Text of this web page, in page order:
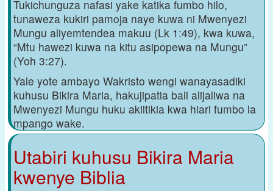
Tukichunguza nafasi yake katika fumbo hilo,
tunaweza kukiri pamoja naye kuwa ni Mwenyezi
Mungu aliyemtendea makuu (Lk 1:49), kwa kuwa,
“Mtu hawezi kuwa na kitu asipopewa na Mungu”
(Yoh 3:27).
Yale yote ambayo Wakristo wengi wanayasadiki
kuhusu Bikira Maria, hakujipatia bali alijaliwa na
Mwenyezi Mungu huku akiitikia kwa hiari fumbo la
mpango wake.
Utabiri kuhusu Bikira Maria
kwenye Biblia